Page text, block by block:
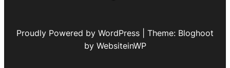
Proudly Powered by WordPress | Theme: Bloghoot
by WebsiteinWP